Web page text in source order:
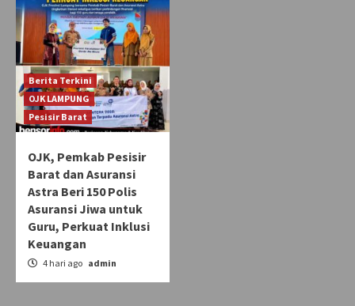
Berita Terkini
OJK LAMPUNG
Pesisir Barat
OJK, Pemkab Pesisir
Barat dan Asuransi
Astra Beri 150 Polis
Asuransi Jiwa untuk
Guru, Perkuat Inklusi
Keuangan
4 hari ago admin